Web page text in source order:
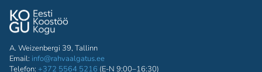
A. Weizenbergi 39, Tallinn
Email: info@rahvaalgatus.ee
Telefon: +372 5564 5216 (E-N 9:00–16:30)